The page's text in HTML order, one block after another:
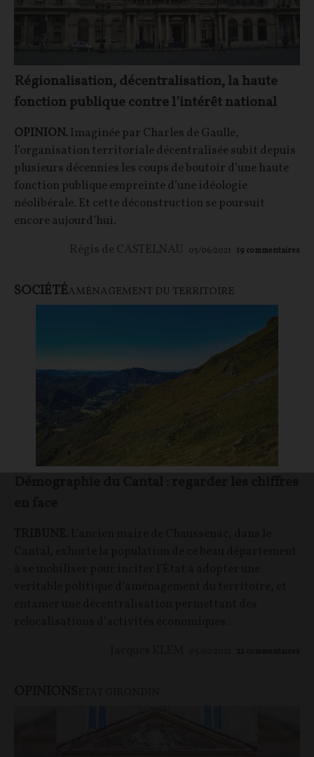
Régionalisation, décentralisation, la haute
fonction publique contre l’intérêt national
OPINION.Imaginée par Charles de Gaulle,
l’organisation territoriale décentralisée subit depuis
plusieurs décennies les coups de boutoir d’une haute
fonction publique empreinte d’une idéologie
néolibérale. Et cette déconstruction se poursuit
encore aujourd’hui.
Régis de CASTELNAU
05/06/2021 19 commentaires
SOCIÉTÉAMÉNAGEMENT DU TERRITOIRE